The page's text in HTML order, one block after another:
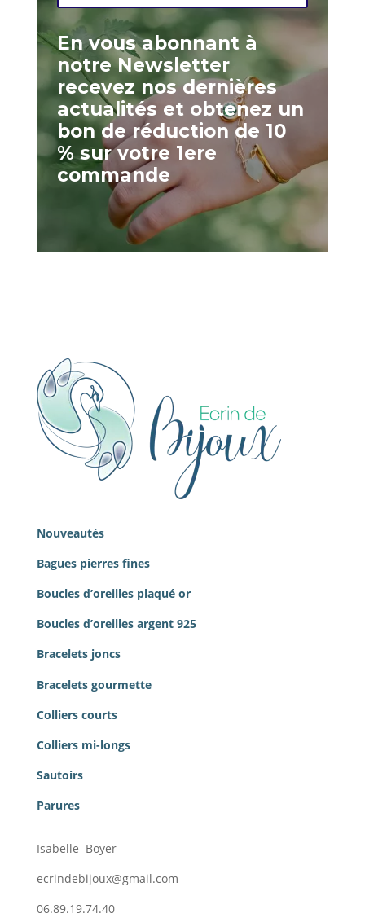
En vous abonnant à
notre Newsletter
recevez nos dernières
actualités et obtenez un
bon de réduction de 10
% sur votre 1ere
commande
Nouveautés
Bagues pierres fines
Boucles d’oreilles plaqué or
Boucles d’oreilles argent 925
Bracelets joncs
Bracelets gourmette
Colliers courts
Colliers mi-longs
Sautoirs
Parures
Isabelle Boyer
ecrindebijoux@gmail.com
06.89.19.74.40